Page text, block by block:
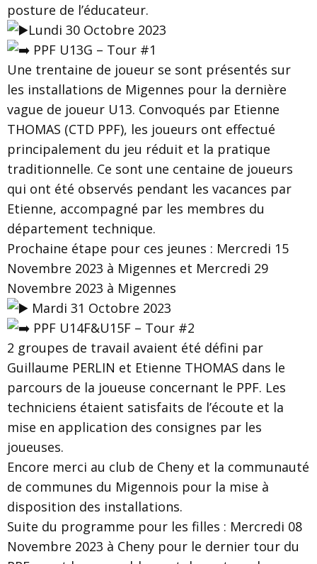
posture de l’éducateur.
Lundi 30 Octobre 2023
PPF U13G – Tour #1
Une trentaine de joueur se sont présentés sur
les installations de Migennes pour la dernière
vague de joueur U13. Convoqués par Etienne
THOMAS (CTD PPF), les joueurs ont effectué
principalement du jeu réduit et la pratique
traditionnelle. Ce sont une centaine de joueurs
qui ont été observés pendant les vacances par
Etienne, accompagné par les membres du
département technique.
Prochaine étape pour ces jeunes : Mercredi 15
Novembre 2023 à Migennes et Mercredi 29
Novembre 2023 à Migennes
Mardi 31 Octobre 2023
PPF U14F&U15F – Tour #2
2 groupes de travail avaient été défini par
Guillaume PERLIN et Etienne THOMAS dans le
parcours de la joueuse concernant le PPF. Les
techniciens étaient satisfaits de l’écoute et la
mise en application des consignes par les
joueuses.
Encore merci au club de Cheny et la communauté
de communes du Migennois pour la mise à
disposition des installations.
Suite du programme pour les filles : Mercredi 08
Novembre 2023 à Cheny pour le dernier tour du